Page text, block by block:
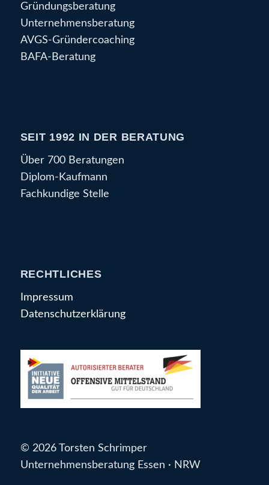
Gründungsberatung
Unternehmensberatung
AVGS-Gründercoaching
BAFA-Beratung
SEIT 1992 IN DER BERATUNG
Über 700 Beratungen
Diplom-Kaufmann
Fachkundige Stelle
RECHTLICHES
Impressum
Datenschutzerklärung
© 2026 Torsten Schrimper
Unternehmensberatung Essen · NRW